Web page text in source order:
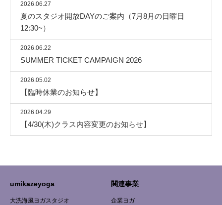
2026.06.27
夏のスタジオ開放DAYのご案内（7月8月の日曜日
12:30~）
2026.06.22
SUMMER TICKET CAMPAIGN 2026
2026.05.02
【臨時休業のお知らせ】
2026.04.29
【4/30(木)クラス内容変更のお知らせ】
umikazeyoga
大洗海風ヨガスタジオ
関連事業
企業ヨガ